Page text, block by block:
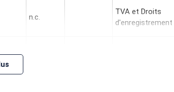
n.c.
TVA et Droits
d'enregistrement